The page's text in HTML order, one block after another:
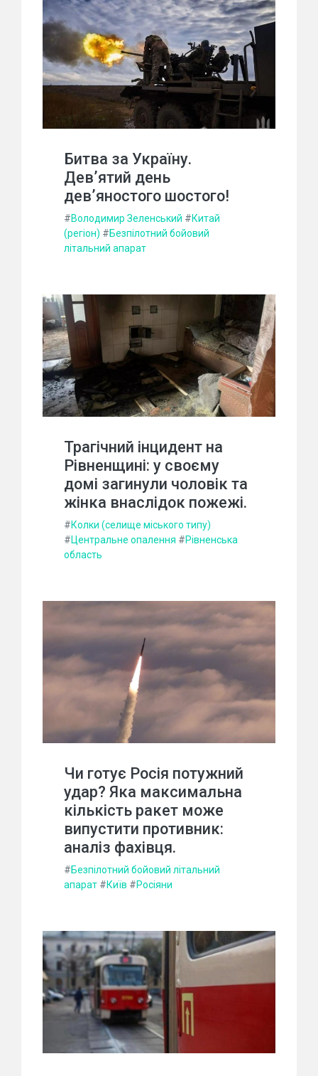
Битва за Україну.
Дев’ятий день
дев’яностого шостого!
#Володимир Зеленський #Китай
(регіон) #Безпілотний бойовий
літальний апарат
Трагічний інцидент на
Рівненщині: у своєму
домі загинули чоловік та
жінка внаслідок пожежі.
#Колки (селище міського типу)
#Центральне опалення #Рівненська
область
Чи готує Росія потужний
удар? Яка максимальна
кількість ракет може
випустити противник:
аналіз фахівця.
#Безпілотний бойовий літальний
апарат #Київ #Росіяни